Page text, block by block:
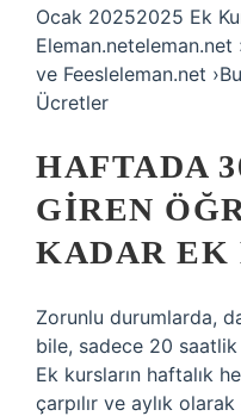
Ocak 20252025 Ek
Eleman.neteleman.net
ve Feesleleman.net
Ücretler
HAFTADA
GIREN
KADAR EK
Zorunlu durumlarda,
bile, sadece 20
Ek kursların haftalık
çarpılır ve aylık